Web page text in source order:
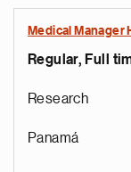
Medical Manager
Regular, Full
Research
Panamá